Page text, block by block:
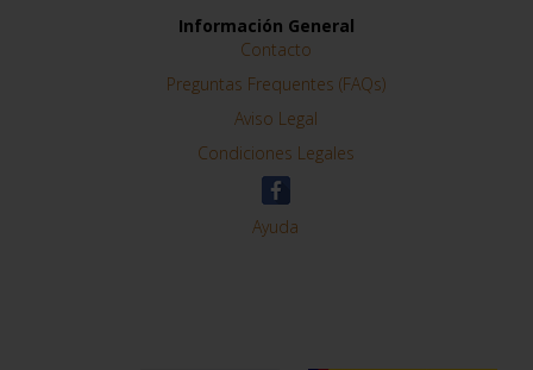
Información General
Contacto
Preguntas Frequentes (FAQs)
Aviso Legal
Condiciones Legales
Ayuda